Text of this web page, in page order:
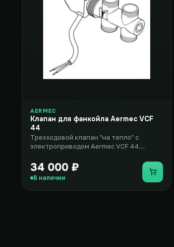
AERMEC
Клапан для фанкойла Aermec VCF
44
Трехходовой клапан "на тепло" с
электроприводом Aermec VCF 44
фанко..
34 000 ₽
В наличии Купить